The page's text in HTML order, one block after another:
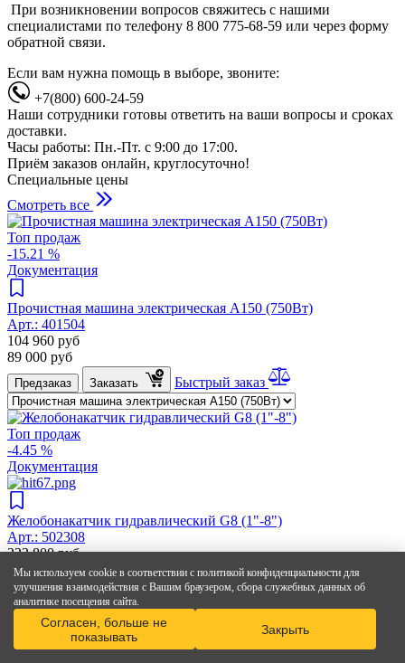
При возникновении вопросов свяжитесь с нашими
специалистами по телефону 8 800 775-68-59 или через форму
обратной связи.
Если вам нужна помощь в выборе, звоните:
+7(800) 600-24-59
Наши сотрудники готовы ответить на ваши вопросы и сроках
доставки.
Часы работы: Пн.-Пт. с 9:00 до 17:00.
Приём заказов онлайн, круглосуточно!
Специальные цены
Смотреть все
Топ продаж
-15.21 %
Документация
Прочистная машина электрическая A150 (750Вт)
Арт.: 401504
104 960 руб
89 000 руб
Предзаказ Заказать Быстрый заказ
Топ продаж
-4.45 %
Документация
Желобонакатчик гидравлический G8 (1"-8")
Арт.: 502308
223 800 руб
213 845 руб
Предзаказ Заказать Быстрый заказ
-1.64 %
Мы используем cookie в соответствии с политикой конфиденциальности для
улучшения взаимодействия с Вашим браузером, сбора служебных данных об
аналитике посещения сайта.
Согласен, больше не
показывать
Закрыть